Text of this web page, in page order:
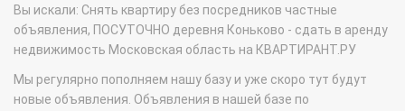
Вы искали: Снять квартиру без посредников частные
объявления, ПОСУТОЧНО деревня Коньково - сдать в аренду
недвижимость Московская область на КВАРТИРАНТ.РУ
Мы регулярно пополняем нашу базу и уже скоро тут будут
новые объявления. Объявления в нашей базе по